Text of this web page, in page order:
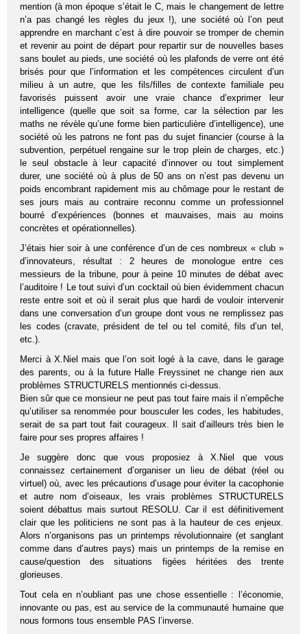
mention (à mon époque s’était le C, mais le changement de lettre
n’a pas changé les règles du jeux !), une société où l’on peut
apprendre en marchant c’est à dire pouvoir se tromper de chemin
et revenir au point de départ pour repartir sur de nouvelles bases
sans boulet au pieds, une société où les plafonds de verre ont été
brisés pour que l’information et les compétences circulent d’un
milieu à un autre, que les fils/filles de contexte familiale peu
favorisés puissent avoir une vraie chance d’exprimer leur
intelligence (quelle que soit sa forme, car la sélection par les
maths ne révèle qu’une forme bien particulière d’intelligence), une
société où les patrons ne font pas du sujet financier (course à la
subvention, perpétuel rengaine sur le trop plein de charges, etc.)
le seul obstacle à leur capacité d’innover ou tout simplement
durer, une société où à plus de 50 ans on n’est pas devenu un
poids encombrant rapidement mis au chômage pour le restant de
ses jours mais au contraire reconnu comme un professionnel
bourré d’expériences (bonnes et mauvaises, mais au moins
concrètes et opérationnelles).
J’étais hier soir à une conférence d’un de ces nombreux « club »
d’innovateurs, résultat : 2 heures de monologue entre ces
messieurs de la tribune, pour à peine 10 minutes de débat avec
l’auditoire ! Le tout suivi d’un cocktail où bien évidemment chacun
reste entre soit et où il serait plus que hardi de vouloir intervenir
dans une conversation d’un groupe dont vous ne remplissez pas
les codes (cravate, président de tel ou tel comité, fils d’un tel,
etc.).
Merci à X.Niel mais que l’on soit logé à la cave, dans le garage
des parents, ou à la future Halle Freyssinet ne change rien aux
problèmes STRUCTURELS mentionnés ci-dessus.
Bien sûr que ce monsieur ne peut pas tout faire mais il n’empêche
qu’utiliser sa renommée pour bousculer les codes, les habitudes,
serait de sa part tout fait courageux. Il sait d’ailleurs très bien le
faire pour ses propres affaires !
Je suggère donc que vous proposiez à X.Niel que vous
connaissez certainement d’organiser un lieu de débat (réel ou
virtuel) où, avec les précautions d’usage pour éviter la cacophonie
et autre nom d’oiseaux, les vrais problèmes STRUCTURELS
soient débattus mais surtout RESOLU. Car il est définitivement
clair que les politiciens ne sont pas à la hauteur de ces enjeux.
Alors n’organisons pas un printemps révolutionnaire (et sanglant
comme dans d’autres pays) mais un printemps de la remise en
cause/question des situations figées héritées des trente
glorieuses.
Tout cela en n’oubliant pas une chose essentielle : l’économie,
innovante ou pas, est au service de la communauté humaine que
nous formons tous ensemble PAS l’inverse.